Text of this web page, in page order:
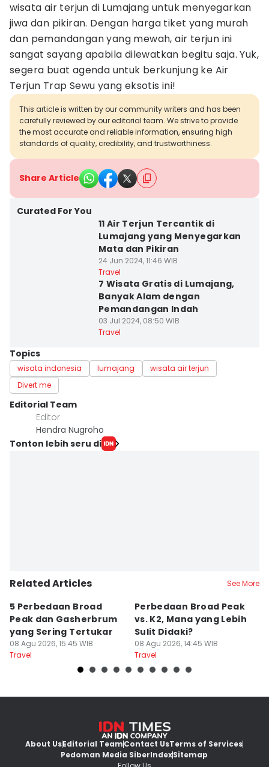
wisata air terjun di Lumajang untuk menyegarkan
jiwa dan pikiran. Dengan harga tiket yang murah
dan pemandangan yang mewah, air terjun ini
sangat sayang apabila dilewatkan begitu saja. Yuk,
segera buat agenda untuk berkunjung ke Air
Terjun Trap Sewu yang eksotis ini!
This article is written by our community writers and has been
carefully reviewed by our editorial team. We strive to provide
the most accurate and reliable information, ensuring high
standards of quality, credibility, and trustworthiness.
Share Article
Curated For You
11 Air Terjun Tercantik di
Lumajang yang Menyegarkan
Mata dan Pikiran
24 Jun 2024, 11:46 WIB
Travel
7 Wisata Gratis di Lumajang,
Banyak Alam dengan
Pemandangan Indah
03 Jul 2024, 08:50 WIB
Travel
Topics
wisata indonesia lumajang
wisata air terjun
Divert me
Editorial Team
Editor
Hendra Nugroho
Tonton lebih seru di
Related Articles See More
5 Perbedaan Broad
Peak dan Gasherbrum
yang Sering Tertukar
08 Agu 2026, 15:45 WIB
Travel
Perbedaan Broad Peak
vs. K2, Mana yang Lebih
Sulit Didaki?
08 Agu 2026, 14:45 WIB
Travel
About UsEditorial TeamContact UsTerms of Services
Pedoman Media SiberIndexSitemap